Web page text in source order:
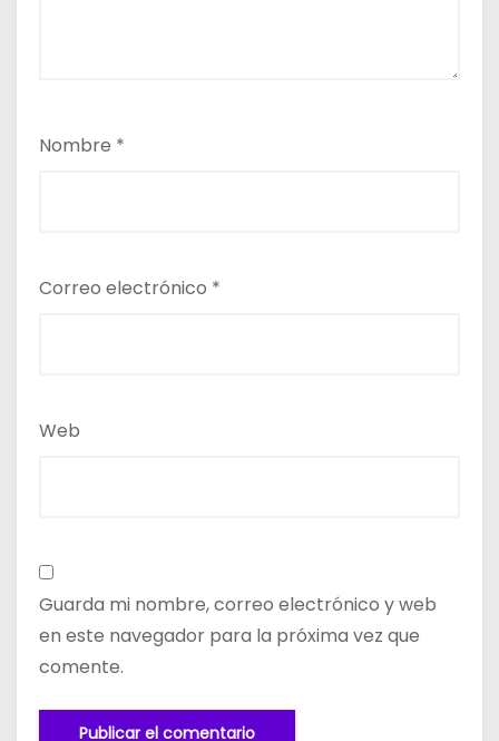
Nombre *
Correo electrónico *
Web
Guarda mi nombre, correo electrónico y web
en este navegador para la próxima vez que
comente.